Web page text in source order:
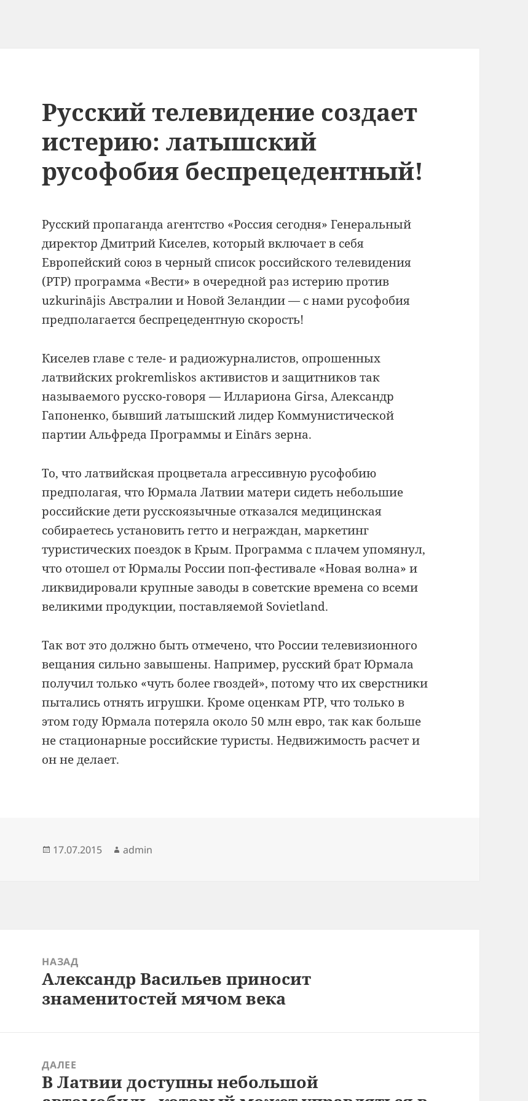
Русский телевидение создает
истерию: латышский
русофобия беспрецедентный!
Русский пропаганда агентство «Россия сегодня» Генеральный
директор Дмитрий Киселев, который включает в себя
Европейский союз в черный список российского телевидения
(РТР) программа «Вести» в очередной раз истерию против
uzkurinājis Австралии и Новой Зеландии — с нами русофобия
предполагается беспрецедентную скорость!
Киселевглаве с теле- и радиожурналистов, опрошенных
латвийских prokremliskos активистов и защитников так
называемого русско-говоря — Иллариона Girsa, Александр
Гапоненко, бывший латышский лидер Коммунистической
партии Альфреда Программы и Einārs зерна.
То, что латвийская процветала агрессивную русофобию
предполагая, что Юрмала Латвии матери сидеть небольшие
российские дети русскоязычные отказался медицинская
собираетесь установить гетто и неграждан, маркетинг
туристических поездок в Крым.Программа с плачем упомянул,
что отошел от Юрмалы России поп-фестивале «Новая волна» и
ликвидировали крупные заводы в советские времена со всеми
великими продукции, поставляемой Sovietland.
Так вот это должно быть отмечено, что России телевизионного
вещания сильно завышены.Например, русский брат Юрмала
получил только «чуть более гвоздей», потому что их сверстники
пытались отнять игрушки.Кроме оценкам РТР, что только в
этом году Юрмала потеряла около 50 млн евро, так как больше
не стационарные российские туристы.Недвижимость расчет и
он не делает.
Опубликовано
17.07.2015 Автор
admin
записям
НАЗАД
Предыдущая
запись:
Александр Васильев приносит
знаменитостей мячом века
ДАЛЕЕ
Следующая
В Латвии доступны небольшой